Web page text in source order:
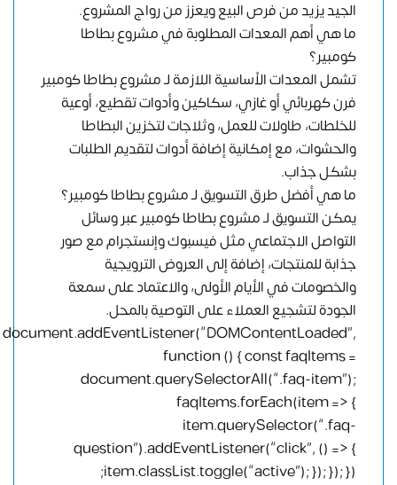
الجيد يزيد من فرص البيع ويعزز من رواج المشروع.
ما هي أهم المعدات المطلوبة في مشروع بطاطا
كومبير؟
تشمل المعدات الأساسية اللازمة لـ مشروع بطاطا كومبير
فرن كهربائي أو غازي، سكاكين وأدوات تقطيع، أوعية
للخلطات، طاولات للعمل، وثلاجات لتخزين البطاطا
والحشوات، مع إمكانية إضافة أدوات لتقديم الطلبات
بشكل جذاب.
ما هي أفضل طرق التسويق لـ مشروع بطاطا كومبير؟
يمكن التسويق لـ مشروع بطاطا كومبير عبر وسائل
التواصل الاجتماعي مثل فيسبوك وإنستجرام مع صور
جذابة للمنتجات، إضافة إلى العروض الترويجية
والخصومات في الأيام الأولى، والاعتماد على سمعة
الجودة لتشجيع العملاء على التوصية بالمحل.
document.addEventListener(“DOMContentLoaded”,
function () { const faqItems =
document.querySelectorAll(“.faq-item”);
faqItems.forEach(item => {
item.querySelector(“.faq-
question”).addEventListener(“click”, () => {
item.classList.toggle(“active”); }); }); });